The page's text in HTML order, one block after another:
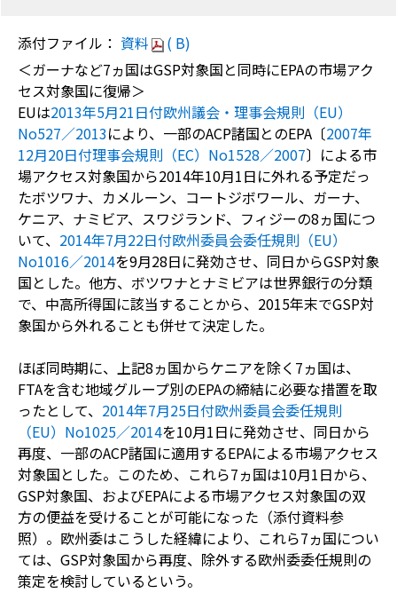
添付ファイル： 資料
( B)
＜ガーナなど7ヵ国はGSP対象国と同時にEPAの市場アク
セス対象国に復帰＞
EUは2013年5月21日付欧州議会・理事会規則（EU）
No527／2013により、一部のACP諸国とのEPA〔2007年
12月20日付理事会規則（EC）No1528／2007〕による市
場アクセス対象国から2014年10月1日に外れる予定だっ
たボツワナ、カメルーン、コートジボワール、ガーナ、
ケニア、ナミビア、スワジランド、フィジーの8ヵ国につ
いて、 2014年7月22日付欧州委員会委任規則（EU）
No1016／2014を9月28日に発効させ、同日からGSP対象
国とした。他方、ボツワナとナミビアは世界銀行の分類
で、中高所得国に該当することから、2015年末でGSP対
象国から外れることも併せて決定した。
ほぼ同時期に、上記8ヵ国からケニアを除く7ヵ国は、
FTAを含む地域グループ別のEPAの締結に必要な措置を取
ったとして、 2014年7月25日付欧州委員会委任規則
（EU）No1025／2014を10月1日に発効させ、同日から
再度、一部のACP諸国に適用するEPAによる市場アクセス
対象国とした。このため、これら7ヵ国は10月1日から、
GSP対象国、およびEPAによる市場アクセス対象国の双
方の便益を受けることが可能になった（添付資料参
照）。欧州委はこうした経緯により、これら7ヵ国につい
ては、GSP対象国から再度、除外する欧州委委任規則の
策定を検討しているという。